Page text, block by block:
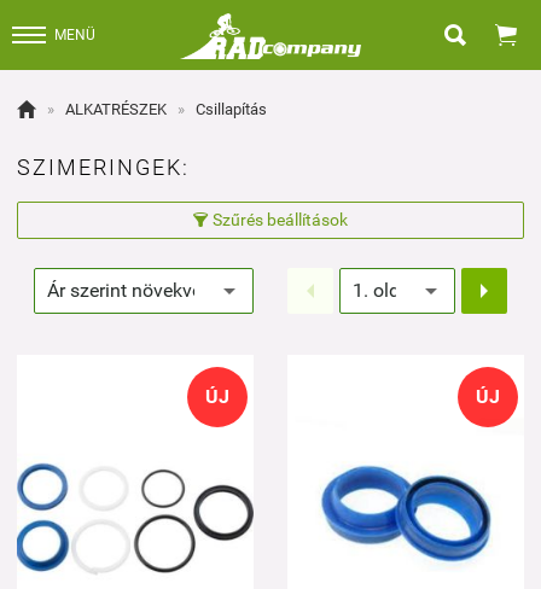
MENÜ  
 » ALKATRÉSZEK » Csillapítás
SZIMERINGEK:
 Szűrés beállítások
 
ÚJ ÚJ